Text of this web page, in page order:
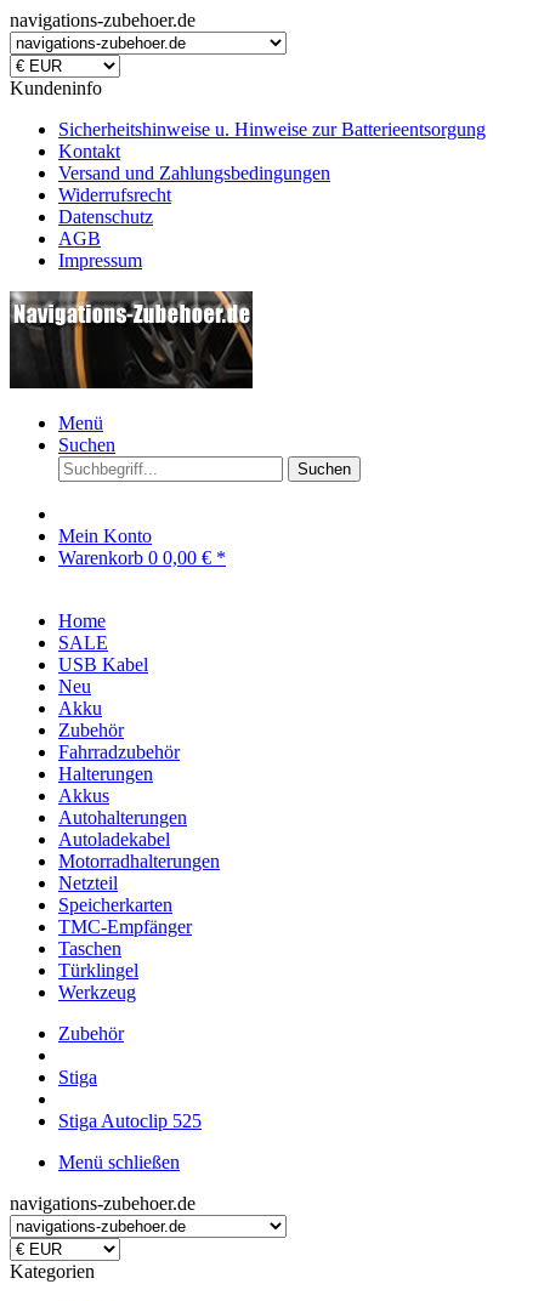
navigations-zubehoer.de
Kundeninfo
Sicherheitshinweise u. Hinweise zur Batterieentsorgung
Kontakt
Versand und Zahlungsbedingungen
Widerrufsrecht
Datenschutz
AGB
Impressum
Menü
Suchen
Suchen
Mein Konto
Warenkorb 0 0,00 € *
Home
SALE
USB Kabel
Neu
Akku
Zubehör
Fahrradzubehör
Halterungen
Akkus
Autohalterungen
Autoladekabel
Motorradhalterungen
Netzteil
Speicherkarten
TMC-Empfänger
Taschen
Türklingel
Werkzeug
Zubehör
Stiga
Stiga Autoclip 525
Menü schließen
navigations-zubehoer.de
Kategorien